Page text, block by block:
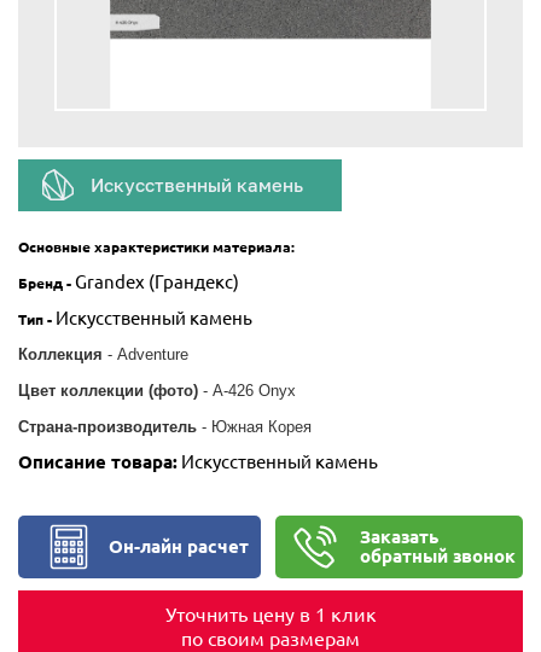
Искусственный камень
Основные характеристики материала:
Бренд - Grandex (Грандекс)
Тип - Искусственный камень
Коллекция - Adventure
Цвет коллекции (фото) - A-426 Onyx
Страна-производитель - Южная Корея
Описание товара: Искусственный камень
Он-лайн расчет
Заказать
обратный звонок
Уточнить цену в 1 клик
по своим размерам